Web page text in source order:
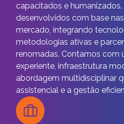
capacitados e
desenvolvidos com base
mercado, integrando
metodologias ativas e
renomadas. Contamos com
experiente, infraestrutura
abordagem multidisciplinar
assistencial e a gestão